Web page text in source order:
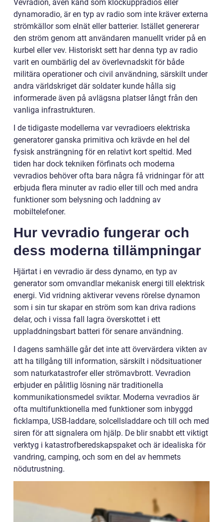
Vevradion, även känd som klockuppradios eller
dynamoradio, är en typ av radio som inte kräver externa
strömkällor som elnät eller batterier. Istället genererar
den ström genom att användaren manuellt vrider på en
kurbel eller vev. Historiskt sett har denna typ av radio
varit en oumbärlig del av överlevnadskit för både
militära operationer och civil användning, särskilt under
andra världskriget där soldater kunde hålla sig
informerade även på avlägsna platser långt från den
vanliga infrastrukturen.
I de tidigaste modellerna var vevradioers elektriska
generatorer ganska primitiva och krävde en hel del
fysisk ansträngning för en relativt kort speltid. Med
tiden har dock tekniken förfinats och moderna
vevradios behöver ofta bara några få vridningar för att
erbjuda flera minuter av radio eller till och med andra
funktioner som belysning och laddning av
mobiltelefoner.
Hur vevradio fungerar och
dess moderna tillämpningar
Hjärtat i en vevradio är dess dynamo, en typ av
generator som omvandlar mekanisk energi till elektrisk
energi. Vid vridning aktiverar vevens rörelse dynamon
som i sin tur skapar en ström som kan driva radions
delar, och i vissa fall lagra överskottet i ett
uppladdningsbart batteri för senare användning.
I dagens samhälle går det inte att övervärdera vikten av
att ha tillgång till information, särskilt i nödsituationer
som naturkatastrofer eller strömavbrott. Vevradion
erbjuder en pålitlig lösning när traditionella
kommunikationsmedel sviktar. Moderna vevradios är
ofta multifunktionella med funktioner som inbyggd
ficklampa, USB-laddare, solcellsladdare och till och med
siren för att signalera om hjälp. De blir snabbt ett viktigt
verktyg i katastrofberedskapspaket och är idealiska för
vandring, camping, och som en del av hemmets
nödutrustning.